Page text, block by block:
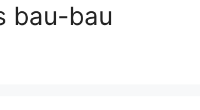
bau-bau